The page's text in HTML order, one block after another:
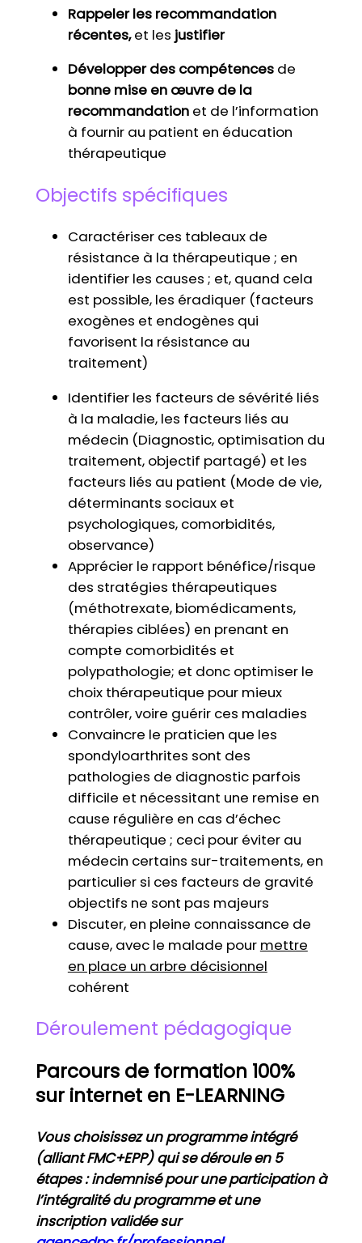
Rappeler les recommandation
récentes,et les justifier
Développer des compétencesde
bonne mise en œuvre de la
recommandationet de l’information
à fournir au patient en éducation
thérapeutique
Objectifs spécifiques
Caractériser ces tableaux de
résistance à la thérapeutique ; en
identifier les causes ; et, quand cela
est possible, les éradiquer (facteurs
exogènes et endogènes qui
favorisent la résistance au
traitement)
Identifier les facteurs de sévérité liés
à la maladie, les facteurs liés au
médecin (Diagnostic, optimisation du
traitement, objectif partagé) et les
facteurs liés au patient (Mode de vie,
déterminants sociaux et
psychologiques, comorbidités,
observance)
Apprécier le rapport bénéfice/risque
des stratégies thérapeutiques
(méthotrexate, biomédicaments,
thérapies ciblées) en prenant en
compte comorbidités et
polypathologie; et donc optimiser le
choix thérapeutique pour mieux
contrôler, voire guérir ces maladies
Convaincre le praticien que les
spondyloarthrites sont des
pathologies de diagnostic parfois
difficile et nécessitant une remise en
cause régulière en cas d’échec
thérapeutique ; ceci pour éviter au
médecin certains sur-traitements, en
particulier si ces facteurs de gravité
objectifs ne sont pas majeurs
Discuter, en pleine connaissance de
cause, avec le malade pour mettre
en place un arbre décisionnel
cohérent
Déroulement pédagogique
Parcours de formation 100%
sur internet en E-LEARNING
Vous choisissez un programme intégré
(alliant FMC+EPP) qui se déroule en 5
étapes : indemnisé pour une participation à
l’intégralité du programme et une
inscription validée sur